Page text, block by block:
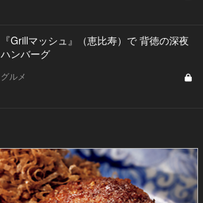
『Grillマッシュ』（恵比寿）で 背徳の深夜
ハンバーグ
グルメ